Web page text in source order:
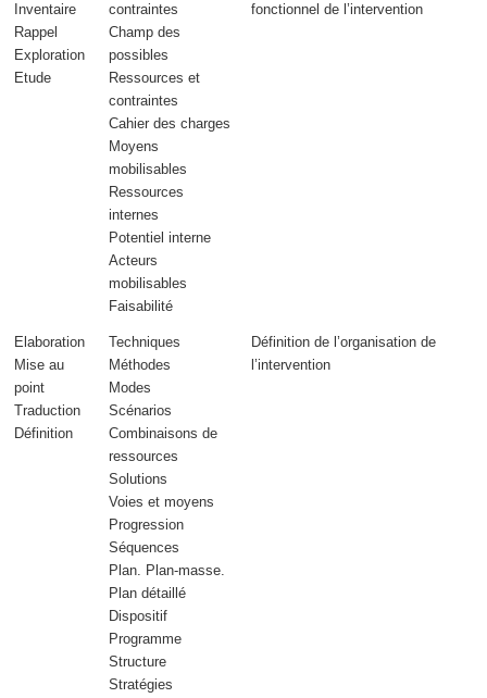
Inventaire
Rappel
Exploration
Etude
contraintes
Champ des
possibles
Ressources et
contraintes
Cahier des charges
Moyens
mobilisables
Ressources
internes
Potentiel interne
Acteurs
mobilisables
Faisabilité
fonctionnel de l’intervention
Elaboration
Mise au
point
Traduction
Définition
Techniques
Méthodes
Modes
Scénarios
Combinaisons de
ressources
Solutions
Voies et moyens
Progression
Séquences
Plan. Plan-masse.
Plan détaillé
Dispositif
Programme
Structure
Stratégies
Définition de l’organisation de
l’intervention